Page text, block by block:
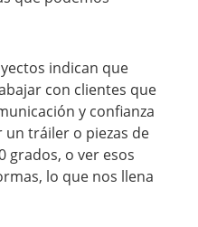
indican que
con clientes que
y confianza
tráiler o piezas de
grados, o ver esos
lo que nos llena